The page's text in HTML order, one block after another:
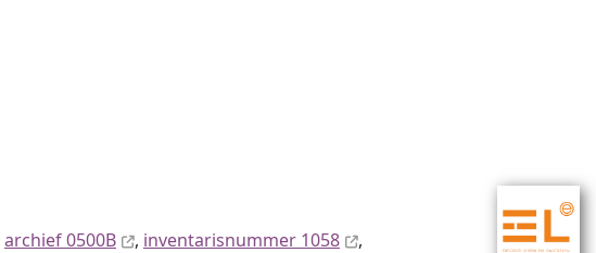
archief 0500B , inventaris­num­mer 1058
,